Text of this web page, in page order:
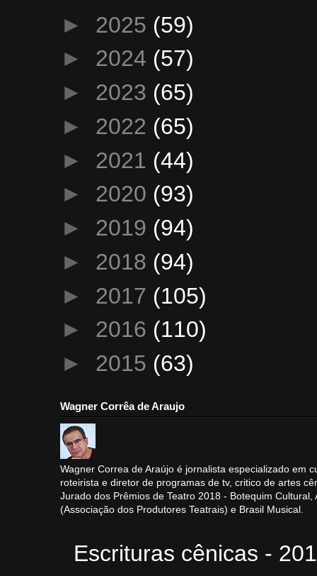
► 2025 (59)
► 2024 (57)
► 2023 (65)
► 2022 (65)
► 2021 (44)
► 2020 (93)
► 2019 (94)
► 2018 (94)
► 2017 (105)
► 2016 (110)
► 2015 (63)
Wagner Corrêa de Araujo
Wagner Correa de Araújo é jornalista especializado em
roteirista e diretor de programas de tv, critico de artes
Jurado dos Prêmios de Teatro 2018 - Botequim Cultural,
(Associação dos Produtores Teatrais) e Brasil Musical.
Escrituras cênicas -